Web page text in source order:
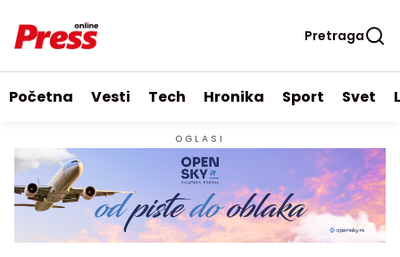
Pretraga
Početna Vesti Tech Hronika Sport Svet
OGLASI